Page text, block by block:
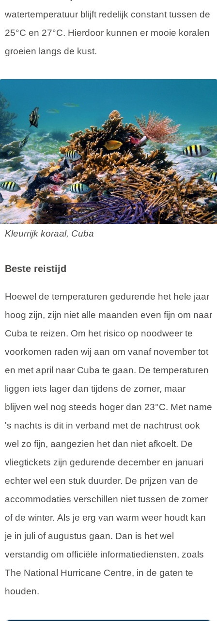
watertemperatuur blijft redelijk constant tussen de
25°C en 27°C. Hierdoor kunnen er mooie koralen
groeien langs de kust.
Kleurrijk koraal, Cuba
Beste reistijd
Hoewel de temperaturen gedurende het hele jaar
hoog zijn, zijn niet alle maanden even fijn om naar
Cuba te reizen. Om het risico op noodweer te
voorkomen raden wij aan om vanaf november tot
en met april naar Cuba te gaan. De temperaturen
liggen iets lager dan tijdens de zomer, maar
blijven wel nog steeds hoger dan 23°C. Met name
's nachts is dit in verband met de nachtrust ook
wel zo fijn, aangezien het dan niet afkoelt. De
vliegtickets zijn gedurende december en januari
echter wel een stuk duurder. De prijzen van de
accommodaties verschillen niet tussen de zomer
of de winter. Als je erg van warm weer houdt kan
je in juli of augustus gaan. Dan is het wel
verstandig om officiële informatiediensten, zoals
The National Hurricane Centre, in de gaten te
houden.